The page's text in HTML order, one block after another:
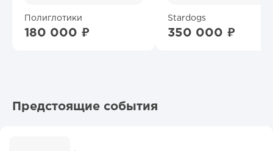
Полиглотики
180 000 ₽
Stardogs
350 000 ₽
Предстоящие события